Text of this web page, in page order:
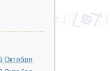
Октября